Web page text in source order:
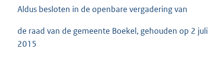
Aldus besloten in de openbare vergadering van
de raad van de gemeente Boekel, gehouden op 2 juli
2015